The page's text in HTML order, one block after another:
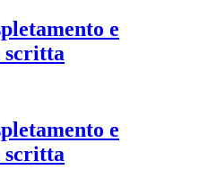
e
scritta
e
scritta